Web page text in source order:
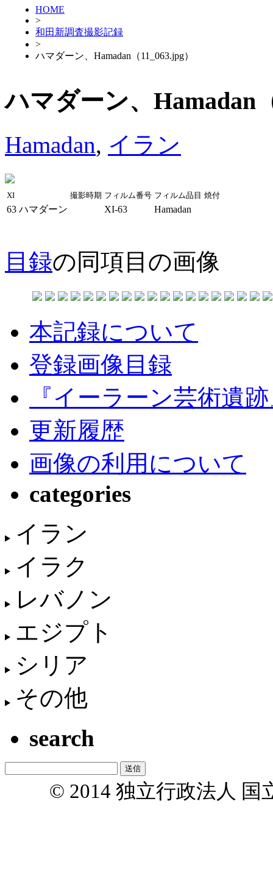
HOME
>
和田新調査撮影記録
>
ハマダーン、Hamadan（11_063.jpg）
ハマダーン、Hamadan
Hamadan, イラン
XI 撮影時期 フィルム番号 フィルム品目 焼付
63 ハマダーン XI-63 Hamadan
目録の同項目の画像
本記録について
登録画像目録
『イーラーン芸術遺
更新履歴
画像の利用について
categories
イラン
イラク
レバノン
エジプト
シリア
その他
search
© 2014 独立行政法人 国